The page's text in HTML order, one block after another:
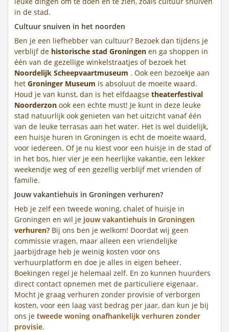
in de stad.
Cultuur snuiven in het noorden
Ben je een liefhebber van cultuur? Bezoek dan tijdens je
verblijf de historische stad Groningen en ga shoppen in
één van de gezellige winkelstraatjes of bezoek het
Noordelijk Scheepvaartmuseum . Ook een bezoekje aan
het Groninger Museum is absoluut de moeite waard.
Houd je van kunst, dan is het elfdaagse theaterfestival
Noorderzon ook een echte must! Je kunt in deze leuke
stad natuurlijk ook genieten van het uitzicht vanaf één
van de leuke terrasas aan het water. Het is wel duidelijk,
een huisje huren in Groningen is echt de moeite waard,
voor iedereen. Of je nu kiest voor een huisje in de stad of
in het bos, hier vier je een heerlijke vakantie, een lekker
weekendje weg of een gezellig verblijf met vrienden of
familie.
Jouw vakantiehuis in Groningen verhuren?
Heb je zelf een tweede woning, chalet of huisje in
Groningen en wil je jouw vakantiehuis in Groningen
verhuren? Bij ons ben je welkom! Doordat wij geen
commissie vragen, maar alleen een vriendelijke
jaarbijdrage heb je weinig kosten voor ons
verhuurplatform en doe je alles in eigen beheer.
Boekingen regel je helemaal zelf. En zo kunnen huurders
direct contact opnemen met de particuliere eigenaar.
Mocht je graag verhuren zonder provisie of verborgen
kosten, voor een laag vast bedrag per jaar, dan kun je bij
ons je tweede woning onafhankelijk verhuren zonder
provisie.